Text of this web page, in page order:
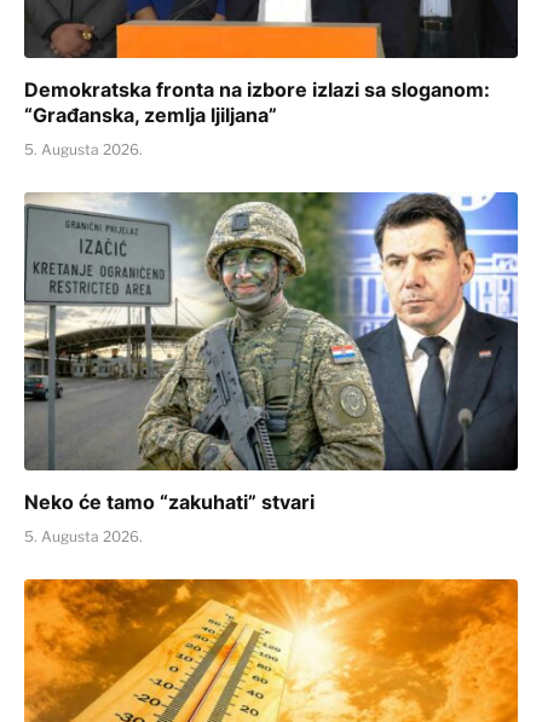
Demokratska fronta na izbore izlazi sa sloganom:
“Građanska, zemlja ljiljana”
5. Augusta 2026.
Neko će tamo “zakuhati” stvari
5. Augusta 2026.